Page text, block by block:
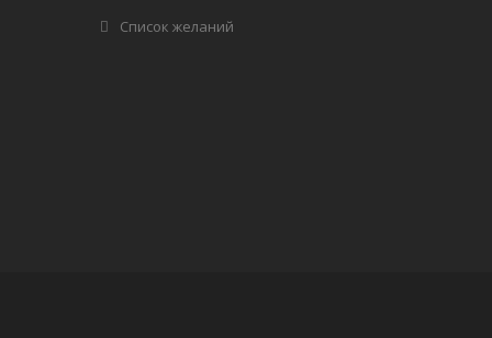
Cписок желаний